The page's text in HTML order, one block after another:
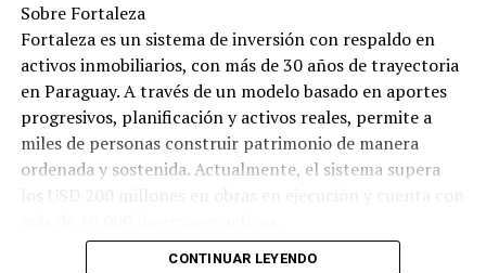
Sobre Fortaleza
Fortaleza es un sistema de inversión con respaldo en
activos inmobiliarios, con más de 30 años de trayectoria
en Paraguay. A través de un modelo basado en aportes
progresivos, planificación y activos reales, permite a
miles de personas construir patrimonio de manera
ordenada y sostenida. Actualmente, el sistema supera
CONTINUAR LEYENDO